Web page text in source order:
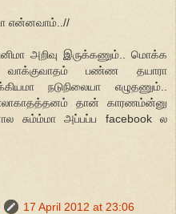
என்னவாம்..//
அறிவு இருக்கணும்.. மொக்க
வாக்குவாதம் பண்ண தயாரா
நடுநிலையா எழுதணும்..
தான் காரணம்ன்னு
சும்ம்மா அப்பப்ப facebook ல
17 April 2012 at 23:06